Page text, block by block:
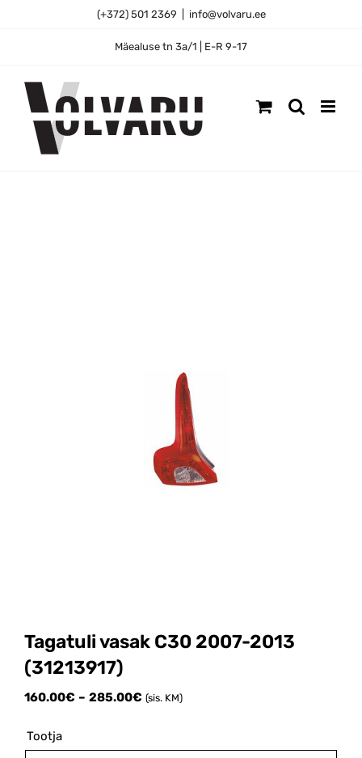
(+372) 501 2369 info@volvaru.ee
Mäealuse tn 3a/1 | E-R 9-17
Tagatuli vasak C30 2007-2013
(31213917)
160.00€ – 285.00€ Price
through
(sis. KM)
Tootja